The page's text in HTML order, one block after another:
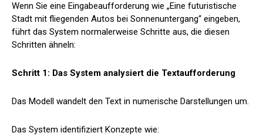
Wenn Sie eine Eingabeaufforderung wie „Eine futuristische
Stadt mit fliegenden Autos bei Sonnenuntergang“ eingeben,
führt das System normalerweise Schritte aus, die diesen
Schritten ähneln:
Schritt 1: Das System analysiert die Textaufforderung
Das Modell wandelt den Text in numerische Darstellungen um.
Das System identifiziert Konzepte wie: